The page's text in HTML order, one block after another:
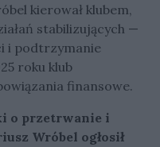
kierował klubem,
stabilizujących —
i podtrzymanie
roku klub
finansowe.
o przetrwanie i
Wróbel ogłosił